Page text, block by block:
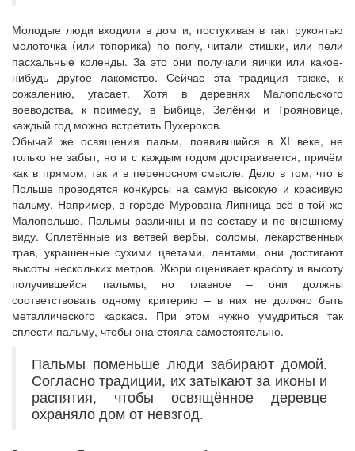
Молодые люди входили в дом и, постукивая в такт рукоятью
молоточка (или топорика) по полу, читали стишки, или пели
пасхальные коленды. За это они получали яички или какое-
нибудь другое лакомство. Сейчас эта традиция также, к
сожалению, угасает. Хотя в деревнях Малопольского
воеводства, к примеру, в Бибице, Зелёнки и Трояновице,
каждый год можно встретить Пухероков.
Обычай же освящения пальм, появившийся в XI веке, не
только не забыт, но и с каждым годом достраивается, причём
как в прямом, так и в переносном смысле. Дело в том, что в
Польше проводятся конкурсы на самую высокую и красивую
пальму. Например, в городе Мурована Липница всё в той же
Малопольше. Пальмы различны и по составу и по внешнему
виду. Сплетённые из ветвей вербы, соломы, лекарственных
трав, украшенные сухими цветами, лентами, они достигают
высоты нескольких метров. Жюри оценивает красоту и высоту
получившейся пальмы, но главное – они должны
соответствовать одному критерию – в них не должно быть
металлического каркаса. При этом нужно умудриться так
сплести пальму, чтобы она стояла самостоятельно.
Пальмы поменьше люди забирают домой.
Согласно традиции, их затыкают за иконы и
распятия, чтобы освящённое деревце
охраняло дом от невзгод.